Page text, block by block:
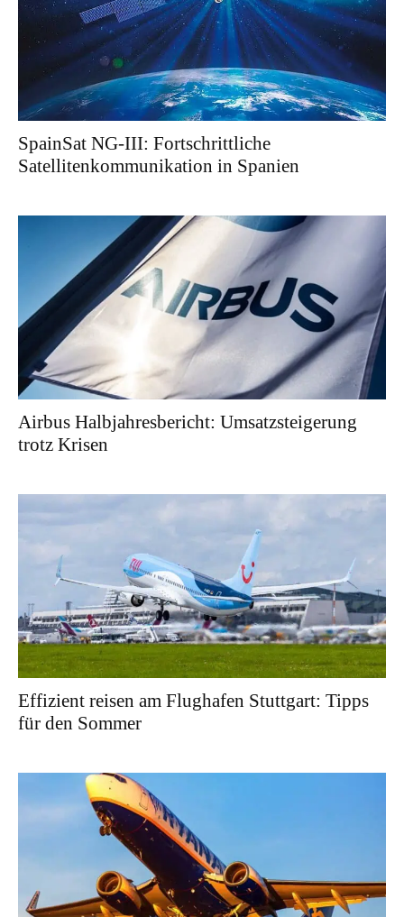
SpainSat NG-III: Fortschrittliche
Satellitenkommunikation in Spanien
Airbus Halbjahresbericht: Umsatzsteigerung
trotz Krisen
Effizient reisen am Flughafen Stuttgart: Tipps
für den Sommer